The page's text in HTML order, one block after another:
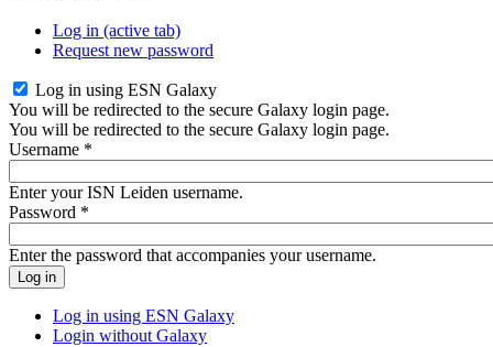
Log in (active tab)
Request new password
Log in using ESN Galaxy
You will be redirected to the secure Galaxy login page.
You will be redirected to the secure Galaxy login page.
Username *
Enter your ISN Leiden username.
Password *
Enter the password that accompanies your username.
Log in using ESN Galaxy
Login without Galaxy